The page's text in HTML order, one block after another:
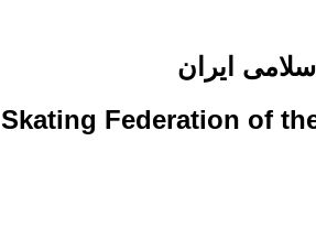
ایران
Skating Federation of